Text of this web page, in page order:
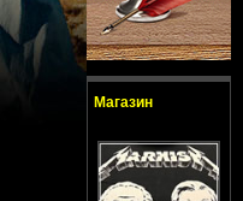
Магазин